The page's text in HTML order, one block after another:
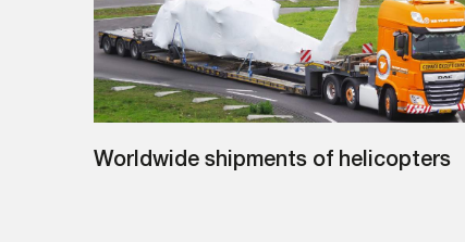
Worldwide shipments of helicopters